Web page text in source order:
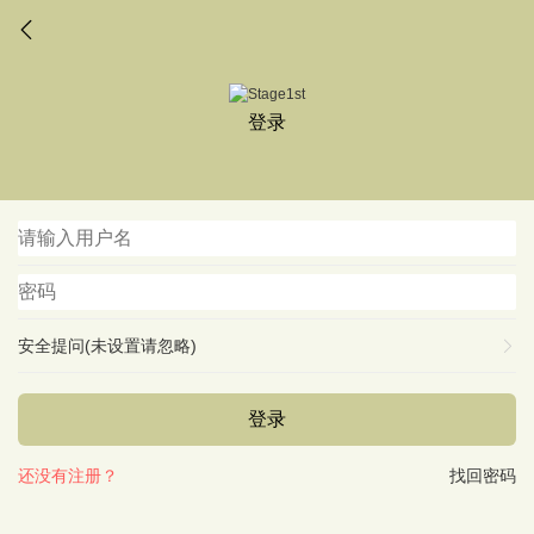
登录
安全提问(未设置请忽略)
登录
找回密码
还没有注册？